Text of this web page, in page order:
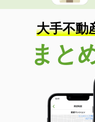
大手不動
まと